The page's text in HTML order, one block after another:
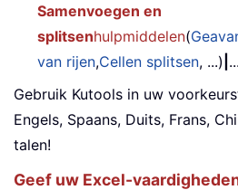
Samenvoegen en
splitsenhulpmiddelen(
van rijen,Cellen splitsen, ...)
Gebruik Kutools in uw
Engels, Spaans, Duits, Frans,
talen!
Geef uw Excel-